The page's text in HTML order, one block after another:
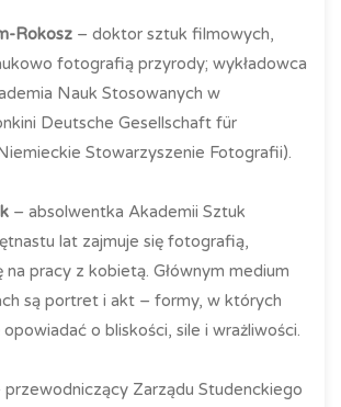
Rokosz – doktor sztuk filmowych,
fotografią przyrody; wykładowca
Nauk Stosowanych w
Deutsche Gesellschaft für
Stowarzyszenie Fotografii).
– absolwentka Akademii Sztuk
lat zajmuje się fotografią,
na pracy z kobietą. Głównym medium
są portret i akt – formy, w których
opowiadać o bliskości, sile i wrażliwości.
przewodniczący Zarządu Studenckiego